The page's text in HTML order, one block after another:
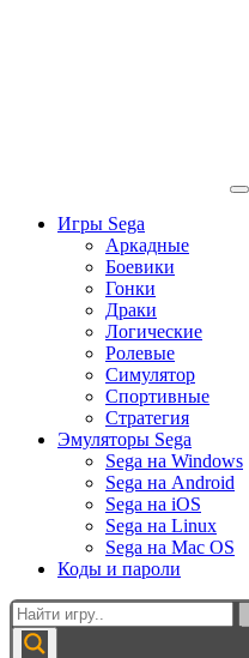
Игры Sega
Аркадные
Боевики
Гонки
Драки
Логические
Ролевые
Симулятор
Спортивные
Стратегия
Эмуляторы Sega
Sega на Windows
Sega на Android
Sega на iOS
Sega на Linux
Sega на Mac OS
Коды и пароли